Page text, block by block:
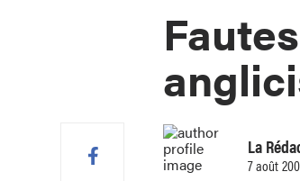
La
7 août